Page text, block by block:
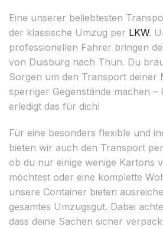
Eine unserer beliebtesten
der klassische Umzug per LKW.
professionellen Fahrer bringen
von Duisburg nach Thun. Du
Sorgen um den Transport deiner
sperriger Gegenstände machen –
erledigt das für dich!
Für eine besonders flexible und
bieten wir auch den Transport
ob du nur einige wenige Kartons
möchtest oder eine komplette
unsere Container bieten
gesamtes Umzugsgut. Dabei
dass deine Sachen sicher